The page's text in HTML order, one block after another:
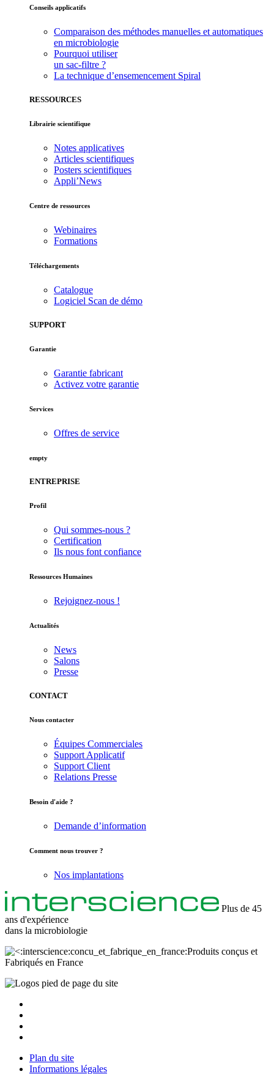
Conseils applicatifs
Comparaison des méthodes manuelles et automatiques
en microbiologie
Pourquoi utiliser
un sac-filtre ?
La technique d’ensemencement Spiral
RESSOURCES
Librairie scientifique
Notes applicatives
Articles scientifiques
Posters scientifiques
Appli’News
Centre de ressources
Webinaires
Formations
Téléchargements
Catalogue
Logiciel Scan de démo
SUPPORT
Garantie
Garantie fabricant
Activez votre garantie
Services
Offres de service
empty
ENTREPRISE
Profil
Qui sommes-nous ?
Certification
Ils nous font confiance
Ressources Humaines
Rejoignez-nous !
Actualités
News
Salons
Presse
CONTACT
Nous contacter
Équipes Commerciales
Support Applicatif
Support Client
Relations Presse
Besoin d'aide ?
Demande d’information
Comment nous trouver ?
Nos implantations
Plus de 45
ans d'expérience
dans la microbiologie
Produits conçus et
Fabriqués en France
Plan du site
Informations légales